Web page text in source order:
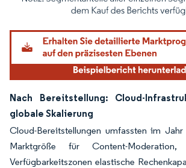
Bild © Mordor Intelligence. Wiederverwendung
Nach Bereitstellung: Cloud-
globale Skalierung
Cloud-Bereitstellungen umfassten im
Marktgröße für Content-
Verfügbarkeitszonen elastische